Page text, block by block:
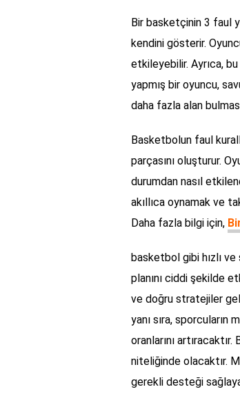
Bir basketçinin 3 faul
kendini gösterir.
etkileyebilir. Ayrıca,
yapmış bir oyuncu,
daha fazla alan
Basketbolun faul
parçasını oluşturur.
durumdan nasıl
akıllıca oynamak ve
Daha fazla bilgi için,
basketbol gibi hızlı
planını ciddi şekilde
ve doğru stratejiler
yanı sıra,
oranlarını
niteliğinde olacaktır.
gerekli desteği